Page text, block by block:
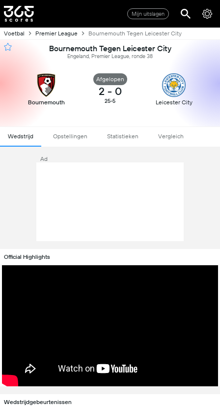
Mijn uitslagen
Voetbal Premier League Bournemouth Tegen Leicester City
Bournemouth Tegen Leicester City
Engeland, Premier League, ronde 38
Bournemouth
Afgelopen
2 - 0
25-5 Leicester City
Wedstrijd Opstellingen Statistieken Vergleich
Ad
Official Highlights
Wedstrijdgebeurtenissen